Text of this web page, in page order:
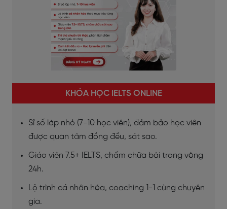
KHÓA HỌC IELTS ONLINE
Sĩ số lớp nhỏ (7-10 học viên), đảm bảo học viên
được quan tâm đồng đều, sát sao.
Giáo viên 7.5+ IELTS, chấm chữa bài trong vòng
24h.
Lộ trình cá nhân hóa, coaching 1-1 cùng chuyên
gia.